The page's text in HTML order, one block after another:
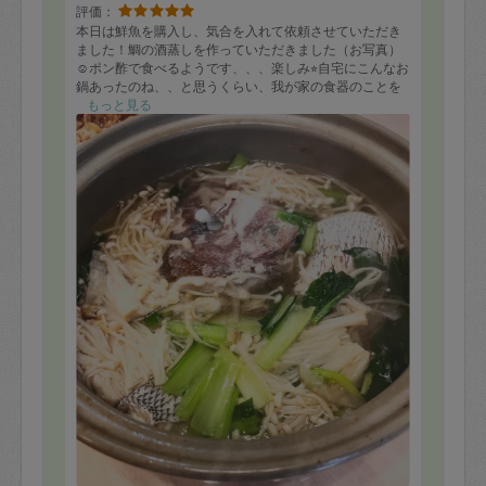
評価：
本日は鮮魚を購入し、気合を入れて依頼させていただき
ました！鯛の酒蒸しを作っていただきました（お写真）
☺️ポン酢で食べるようです、、、楽しみ⭐︎自宅にこんなお
鍋あったのね、、と思うくらい、我が家の食器のことを
依頼主よりよく知ってくださっているタスカジさんです
笑 夏野菜を多めに購入したところ、とうもろこしのフ
リッターが美味しいこと美味しいこと。素材の旨みが十
分に活かされていて、形も可愛いし、その場でパクパク
食べてしまいました。 本日もありがとうございまし
た。引き続きどうぞよろしくお願いいたします。
もっと見る